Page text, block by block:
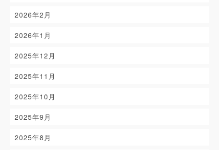
2026年2月
2026年1月
2025年12月
2025年11月
2025年10月
2025年9月
2025年8月